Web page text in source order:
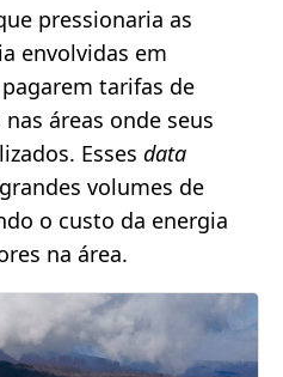
pressionaria as
envolvidas em
tarifas de
áreas onde seus
Esses data
volumes de
o custo da energia
na área.